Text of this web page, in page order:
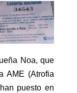
Noa, que
AME (Atrofia
puesto en